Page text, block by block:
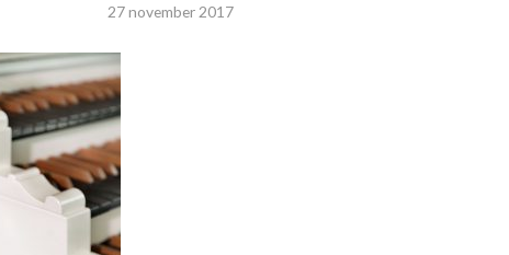
27 november 2017